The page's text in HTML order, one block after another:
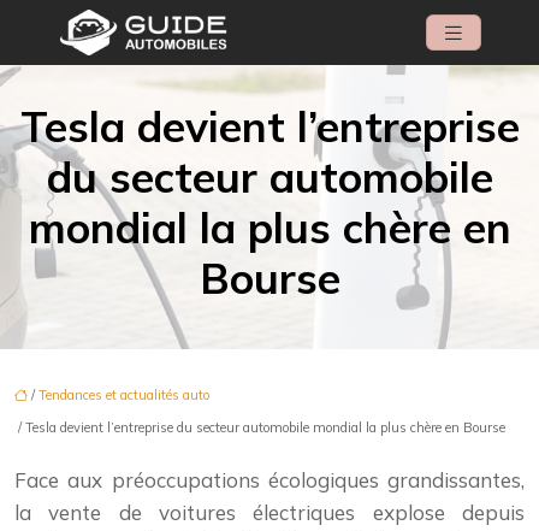
Tesla devient l’entreprise
du secteur automobile
mondial la plus chère en
Bourse
/Tendances et actualités auto
/ Tesla devient l’entreprise du secteur automobile mondial la plus chère en Bourse
Face aux préoccupations écologiques grandissantes,
la vente de voitures électriques explose depuis